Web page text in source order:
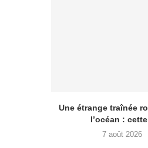
Une étrange traînée
l’océan :
7 août 2026